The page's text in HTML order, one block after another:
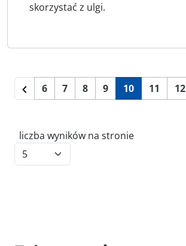
skorzystać z ulgi.
6 7 8 9 10 11 12
liczba wyników na stronie